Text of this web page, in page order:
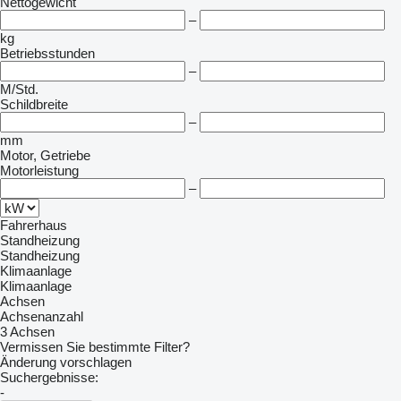
–
kg
Betriebsstunden
–
M/Std.
Schildbreite
–
mm
Motor, Getriebe
Motorleistung
–
Fahrerhaus
Standheizung
Standheizung
Klimaanlage
Klimaanlage
Achsen
Achsenanzahl
3 Achsen
Vermissen Sie bestimmte Filter?
Änderung vorschlagen
Suchergebnisse:
-